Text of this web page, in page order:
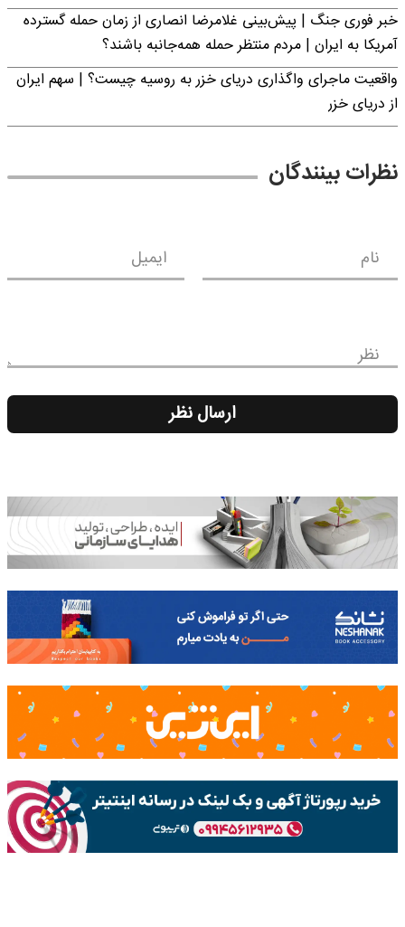
خبر فوری جنگ | پیش‌بینی غلامرضا انصاری از زمان حمله گسترده
آمریکا به ایران | مردم منتظر حمله همه‌جانبه باشند؟
واقعیت ماجرای واگذاری دریای خزر به روسیه چیست؟ | سهم ایران
از دریای خزر
نظرات بینندگان
نام ایمیل
نظر
ارسال نظر